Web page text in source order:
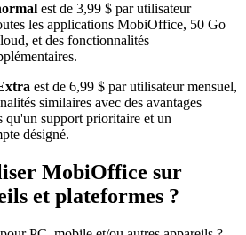
est de 3,99 $ par utilisateur
les applications MobiOffice, 50 Go
et des fonctionnalités
est de 6,99 $ par utilisateur mensuel,
similaires avec des avantages
qu'un support prioritaire et un
désigné.
MobiOffice sur
et plateformes ?